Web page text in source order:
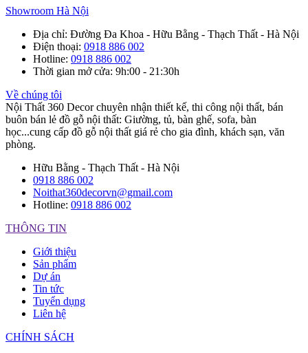
Showroom Hà Nội
Địa chỉ: Đường Đa Khoa - Hữu Bằng - Thạch Thất - Hà Nội
Điện thoại: 0918 886 002
Hotline: 0918 886 002
Thời gian mở cửa: 9h:00 - 21:30h
Về chúng tôi
Nội Thất 360 Decor chuyên nhận thiết kế, thi công nội thất, bán
buôn bán lẻ đồ gỗ nội thất: Giường, tủ, bàn ghế, sofa, bàn
học...cung cấp đồ gỗ nội thất giá rẻ cho gia đình, khách sạn, văn
phòng.
Hữu Bằng - Thạch Thất - Hà Nội
0918 886 002
Noithat360decorvn@gmail.com
Hotline: 0918 886 002
THÔNG TIN
Giới thiệu
Sản phẩm
Dự án
Tin tức
Tuyển dụng
Liên hệ
CHÍNH SÁCH